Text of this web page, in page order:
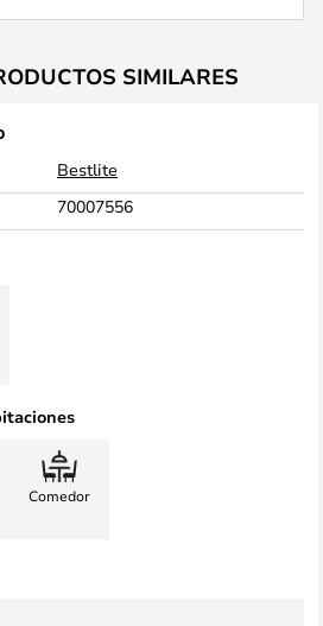
SIMILARES
Bestlite
70007556
Comedor